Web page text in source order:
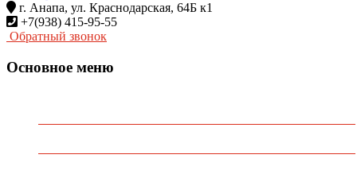
г. Анапа, ул. Краснодарская, 64Б к1
+7(938) 415-95-55
Обратный звонок
Основное меню